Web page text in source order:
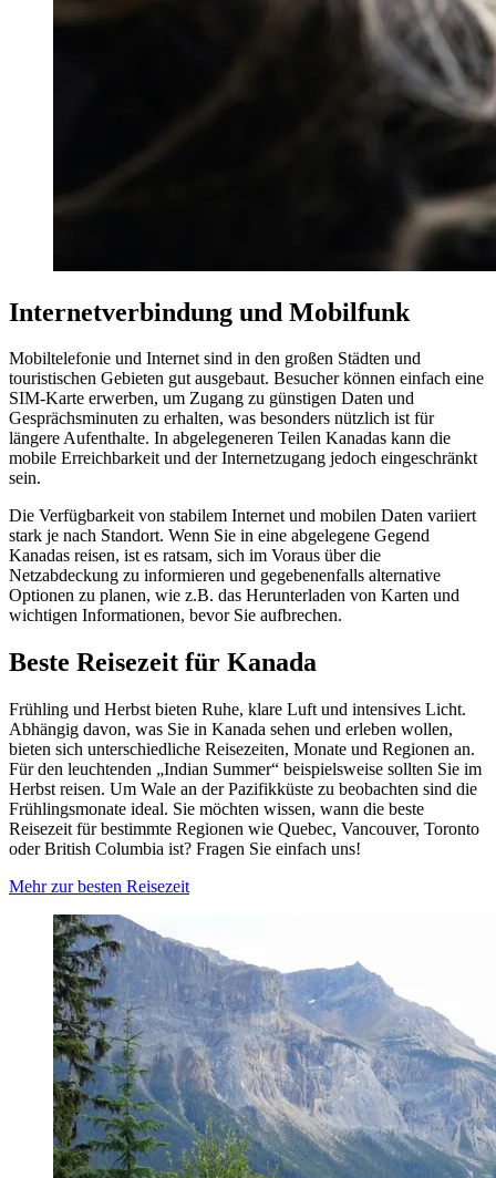
Internetverbindung und Mobilfunk
Mobiltelefonie und Internet sind in den großen Städten und
touristischen Gebieten gut ausgebaut. Besucher können einfach eine
SIM-Karte erwerben, um Zugang zu günstigen Daten und
Gesprächsminuten zu erhalten, was besonders nützlich ist für
längere Aufenthalte. In abgelegeneren Teilen Kanadas kann die
mobile Erreichbarkeit und der Internetzugang jedoch eingeschränkt
sein.
Die Verfügbarkeit von stabilem Internet und mobilen Daten variiert
stark je nach Standort. Wenn Sie in eine abgelegene Gegend
Kanadas reisen, ist es ratsam, sich im Voraus über die
Netzabdeckung zu informieren und gegebenenfalls alternative
Optionen zu planen, wie z.B. das Herunterladen von Karten und
wichtigen Informationen, bevor Sie aufbrechen.
Beste Reisezeit für Kanada
Frühling und Herbst bieten Ruhe, klare Luft und intensives Licht.
Abhängig davon, was Sie in Kanada sehen und erleben wollen,
bieten sich unterschiedliche Reisezeiten, Monate und Regionen an.
Für den leuchtenden „Indian Summer“ beispielsweise sollten Sie im
Herbst reisen. Um Wale an der Pazifikküste zu beobachten sind die
Frühlingsmonate ideal. Sie möchten wissen, wann die beste
Reisezeit für bestimmte Regionen wie Quebec, Vancouver, Toronto
oder British Columbia ist? Fragen Sie einfach uns!
Mehr zur besten Reisezeit